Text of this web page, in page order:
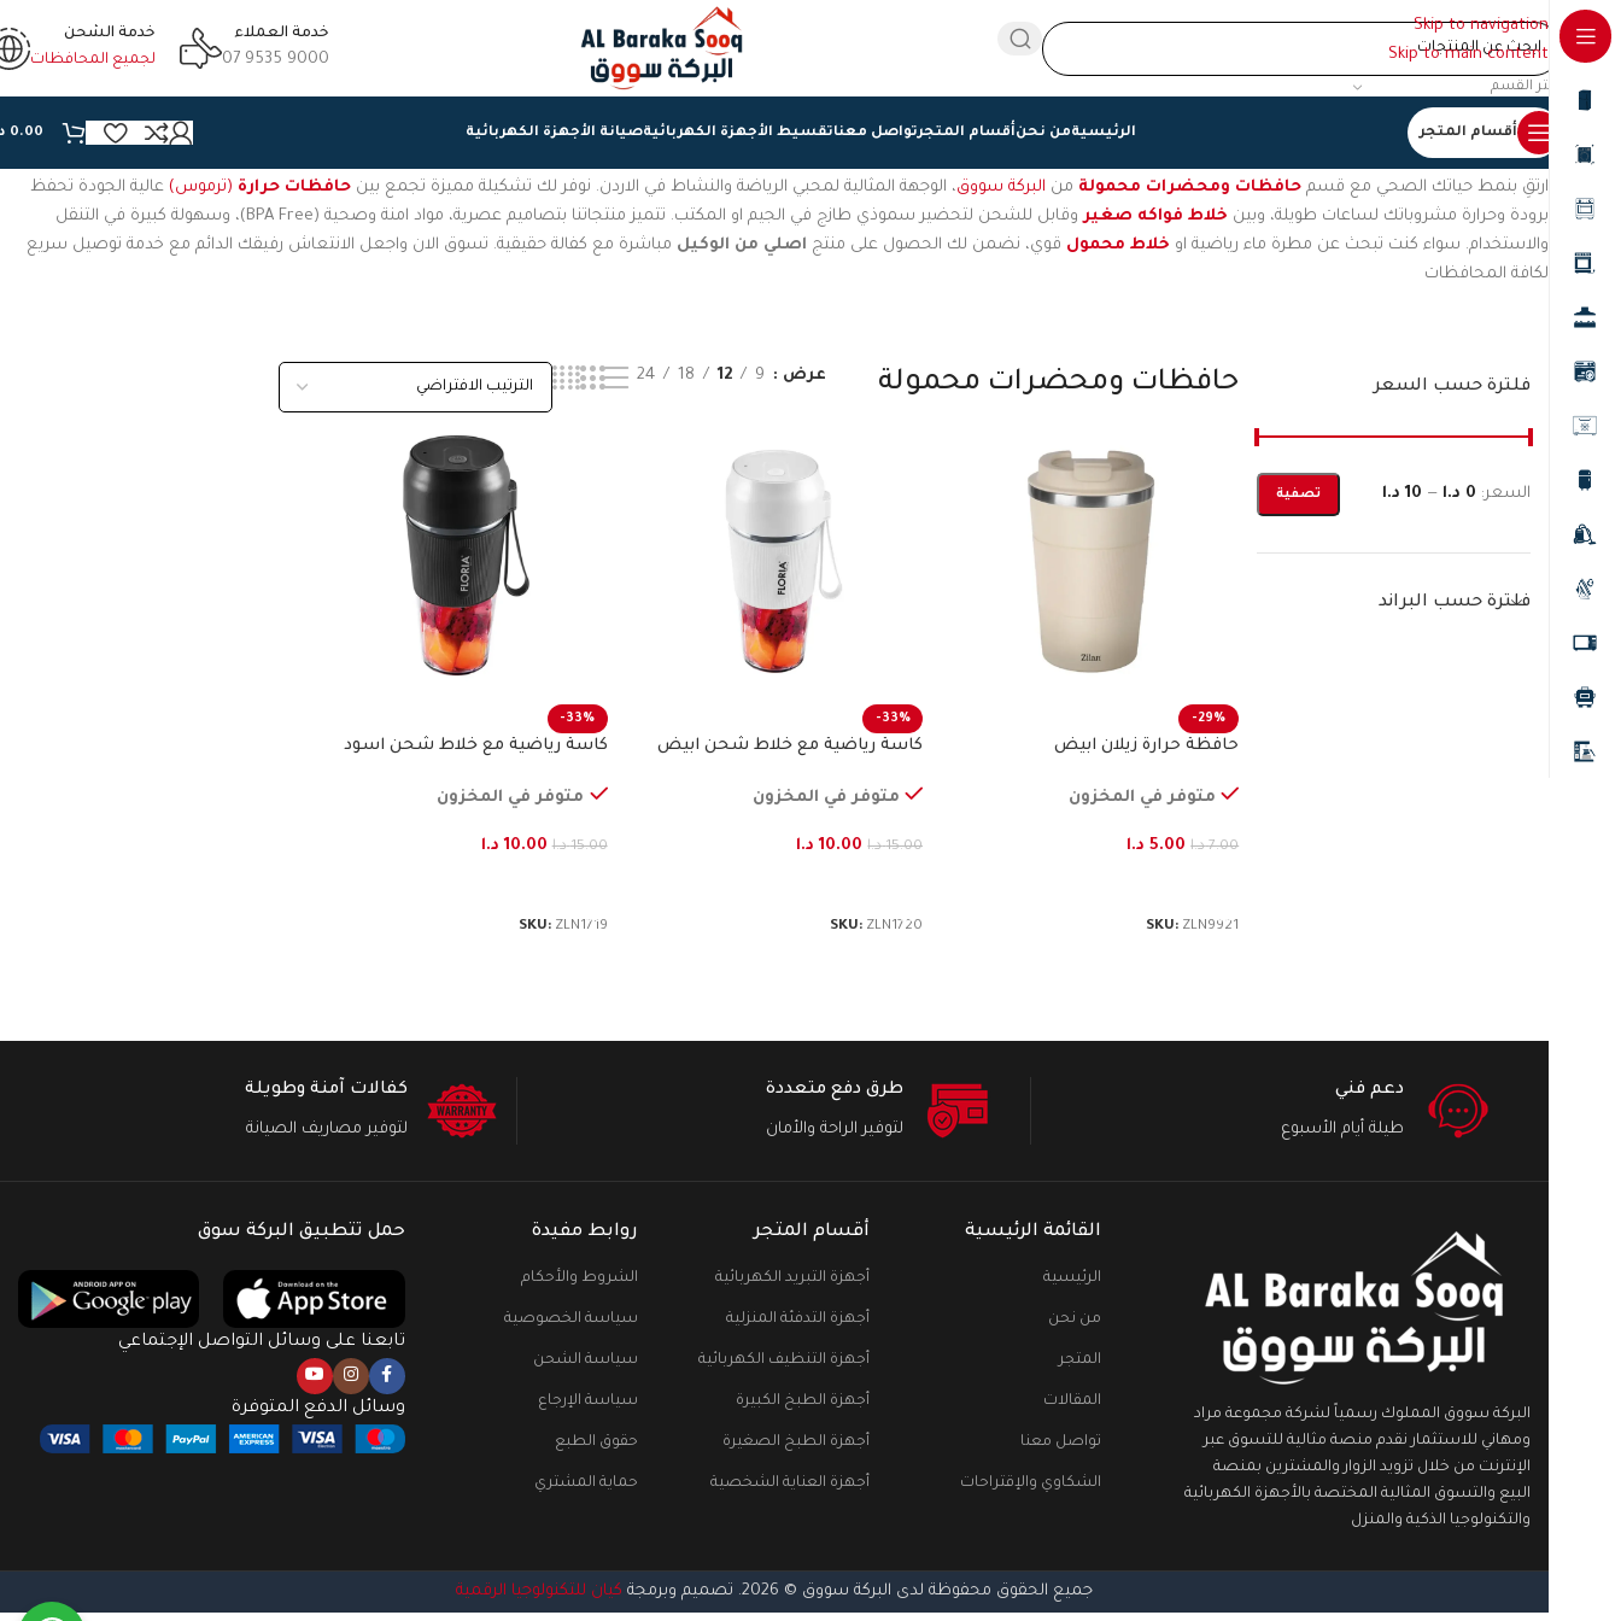
Skip to navigation
Skip to main content
اختر القسم
خدمة العملاء
07 9535 9000
خدمة الشحن
لجميع المحافظات
أقسام المتجر الرئيسيةمن نحنأقسام المتجرتواصل معناتقسيط الأجهزة الكهربائيةصيانة الأجهزة الكهربائية 0.00
الرئيسية/حافظات ومحضرات محمولة
ارتقِ بنمط حياتك الصحي مع قسم حافظات ومحضرات محمولة من البركة سووق، الوجهة المثالية لمحبي الرياضة والنشاط في الاردن. نوفر لك تشكيلة مميزة تجمع بين حافظات حرارة (ترموس) عالية الجودة تحفظ
برودة وحرارة مشروباتك لساعات طويلة، وبين خلاط فواكه صغير
وقابل للشحن لتحضير سموذي طازج في الجيم او المكتب. تتميز منتجاتنا بتصاميم عصرية، مواد امنة وصحية (BPA Free)، وسهولة كبيرة في التنقل
والاستخدام. سواء كنت تبحث عن مطرة ماء رياضية او خلاط محمول قوي، نضمن لك الحصول على منتج اصلي من الوكيل مباشرة مع كفالة حقيقية. تسوق الان واجعل الانتعاش رفيقك الدائم مع خدمة توصيل سريع
لكافة المحافظات
فلترة حسب السعر
تصفية السعر: 0 د.ا — 10 د.ا
فلترة حسب البراند
حافظات ومحضرات محمولة عرض 9
12
18
24
-29%
حافظة حرارة زيلان ابيض
متوفر في المخزون
7.00 د.ا 5.00 د.ا
SKU: ZLN9921
-33%
كاسة رياضية مع خلاط شحن ابيض
متوفر في المخزون
15.00 د.ا 10.00 د.ا
SKU: ZLN1720
-33%
كاسة رياضية مع خلاط شحن اسود
متوفر في المخزون
15.00 د.ا 10.00 د.ا
SKU: ZLN1719
دعم فني
طيلة أيام الأسبوع
طرق دفع متعددة
لتوفير الراحة والأمان
كفالات آمنة وطويلة
لتوفير مصاريف الصيانة
البركة سووق المملوك رسمياً لشركة مجموعة مراد
ومهاني للاستثمار نقدم منصة مثالية للتسوق عبر
الإنترنت من خلال تزويد الزوار والمشترين بمنصة
البيع والتسوق المثالية المختصة بالأجهزة الكهربائية
والتكنولوجيا الذكية والمنزل
القائمة الرئيسية
الرئيسية
من نحن
المتجر
المقالات
تواصل معنا
الشكاوي والإقتراحات
أقسام المتجر
أجهزة التبريد الكهربائية
أجهزة التدفئة المنزلية
أجهزة التنظيف الكهربائية
أجهزة الطبخ الكبيرة
أجهزة الطبخ الصغيرة
أجهزة العناية الشخصية
روابط مفيدة
الشروط والأحكام
سياسة الخصوصية
سياسة الشحن
سياسة الإرجاع
حقوق الطبع
حماية المشتري
حمل تتطبيق البركة سوق
تابعنا على وسائل التواصل الإجتماعي
وسائل الدفع المتوفرة
جميع الحقوق محفوظة لدى البركة سووق © 2026. تصميم وبرمجة كيان للتكنولوجيا الرقمية